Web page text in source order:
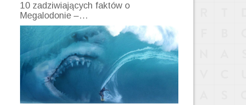
10 zadziwiających faktów o
Megalodonie –…